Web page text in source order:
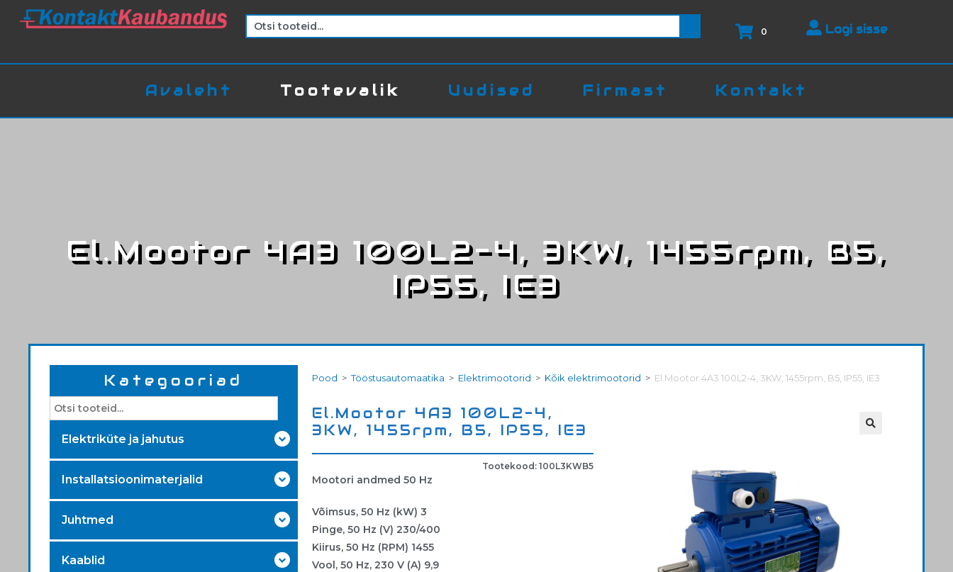
0 Logi sisse
Avaleht Tootevalik Uudised Firmast Kontakt
El.Mootor 4A3 100L2-4, 3KW, 1455rpm, B5,
IP55, IE3
Kategooriad
Elektriküte ja jahutus
Installatsioonimaterjalid
Juhtmed
Kaablid
Pood > Tööstusautomaatika > Elektrimootorid > Kõik elektrimootorid > El.Mootor 4A3 100L2-4, 3KW, 1455rpm, B5, IP55, IE3
El.Mootor 4A3 100L2-4,
3KW, 1455rpm, B5, IP55, IE3
Tootekood: 100L3KWB5
Mootori andmed 50 Hz
Võimsus, 50 Hz (kW) 3
Pinge, 50 Hz (V) 230/400
Kiirus, 50 Hz (RPM) 1455
Vool, 50 Hz, 230 V (A) 9,9